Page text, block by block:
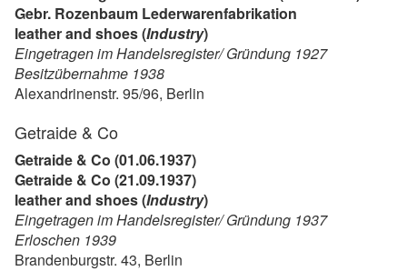
Gebr. Rozenbaum Lederwarenfabrikation
leather and shoes (Industry)
Eingetragen im Handelsregister/ Gründung 1927
Besitzübernahme 1938
Alexandrinenstr. 95/96, Berlin
Getraide & Co
Getraide & Co (01.06.1937)
Getraide & Co (21.09.1937)
leather and shoes (Industry)
Eingetragen im Handelsregister/ Gründung 1937
Erloschen 1939
Brandenburgstr. 43, Berlin